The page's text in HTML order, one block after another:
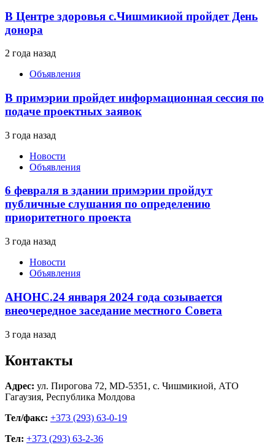
В Центре здоровья с.Чишмикиой пройдет День
донора
2 года назад
Объявления
В примэрии пройдет информационная сессия по
подаче проектных заявок
3 года назад
Новости
Объявления
6 февраля в здании примэрии пройдут
публичные слушания по определению
приоритетного проекта
3 года назад
Новости
Объявления
АНОНС.24 января 2024 года созывается
внеочередное заседание местного Совета
3 года назад
Контакты
Адрес: ул. Пирогова 72, MD-5351, с. Чишмикиой, АТО
Гагаузия, Республика Молдова
Тел/факс: +373 (293) 63-0-19
Тел: +373 (293) 63-2-36